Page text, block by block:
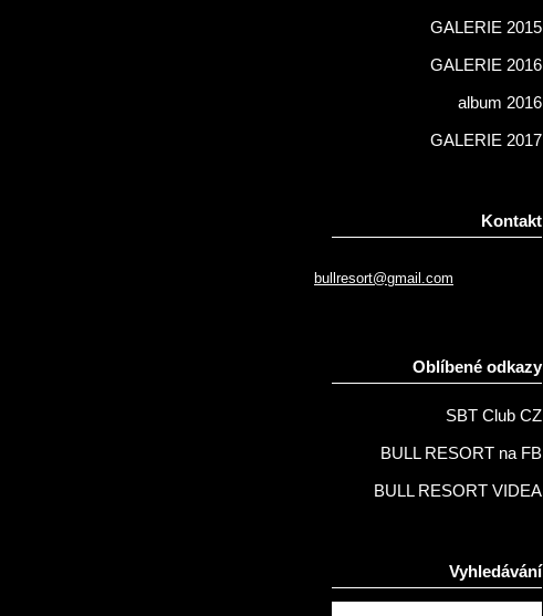
GALERIE 2015
GALERIE 2016
album 2016
GALERIE 2017
Kontakt
bullresort@gmail.com
Oblíbené odkazy
SBT Club CZ
BULL RESORT na FB
BULL RESORT VIDEA
Vyhledávání